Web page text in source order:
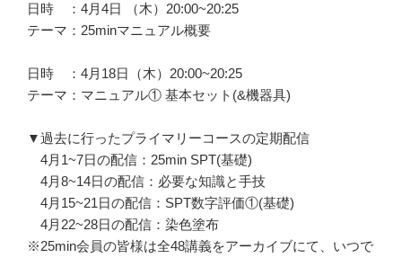
日時 ：4月4日 （木）20:00~20:25
テーマ：25minマニュアル概要
日時 ：4月18日（木）20:00~20:25
テーマ：マニュアル① 基本セット(&機器具)
▼過去に行ったプライマリーコースの定期配信
4月1~7日の配信：25min SPT(基礎)
4月8~14日の配信：必要な知識と手技
4月15~21日の配信：SPT数字評価①(基礎)
4月22~28日の配信：染色塗布
※25min会員の皆様は全48講義をアーカイブにて、いつで